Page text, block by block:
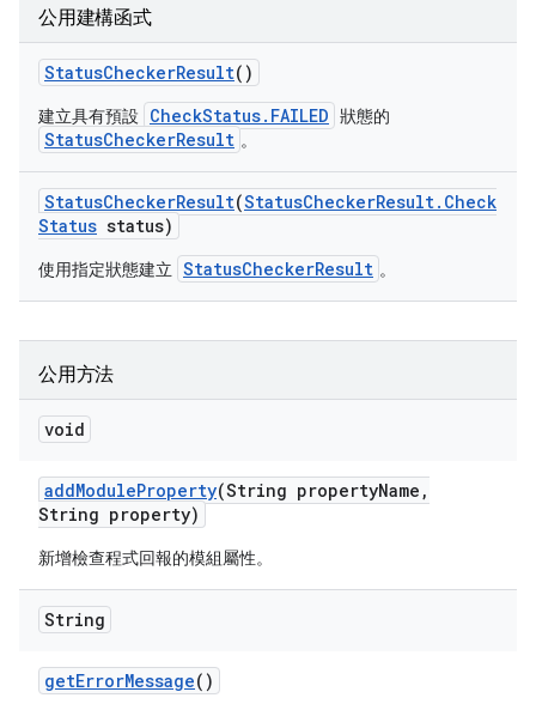
公用建構函式
StatusCheckerResult()
建立具有預設 CheckStatus.FAILED 狀態的
StatusCheckerResult 。
StatusCheckerResult(StatusCheckerResult. Check
Status status)
使用指定狀態建立 StatusCheckerResult 。
公用方法
void
addModuleProperty(String propertyName ,
String property)
新增檢查程式回報的模組屬性。
String
getErrorMessage()